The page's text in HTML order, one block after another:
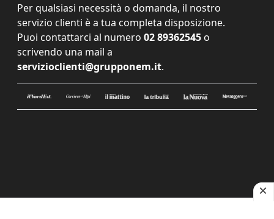
Per qualsiasi necessità o domanda, il nostro
servizio clienti è a tua completa disposizione.
Puoi contattarci al numero 02 89362545 o
scrivendo una mail a
servizioclienti@grupponem.it.